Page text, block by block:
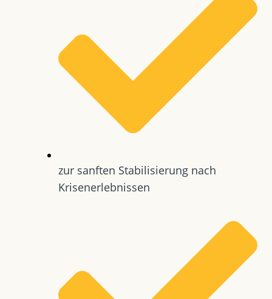
zur sanften Stabilisierung nach
Krisenerlebnissen